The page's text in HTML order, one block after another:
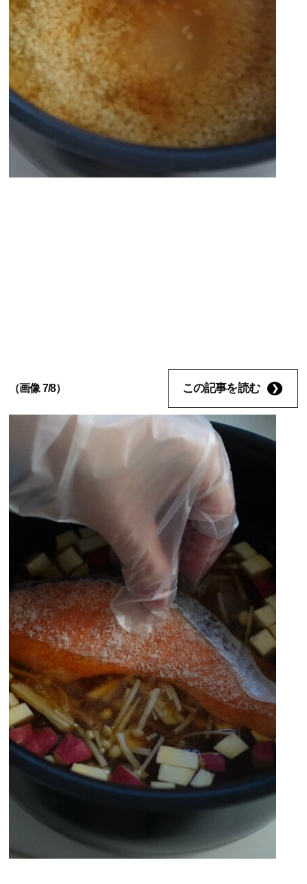
（画像 7/8） この記事を読む